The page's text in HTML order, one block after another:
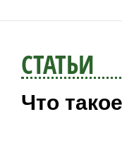
СТАТЬИ
Что